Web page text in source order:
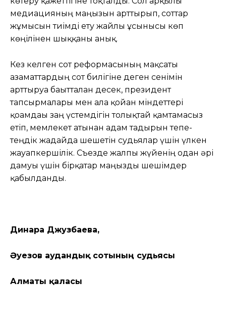
медиацияның маңызын арттырып, соттар
жұмысын тиімді ету жайлы ұсынысы көп
көңілінен шыққаны анық.
Кез келген сот реформасының мақсаты
азаматтардың сот билігіне деген сенімін
арттыруға бағытталған десек, президент
тапсырмалары мен алға қойған міндеттері
қоғамдағы заң үстемдігін толықтай қамтамасыз
етіп, мемлекет атынан адам тағдырын тепе-
теңдік жағдайда шешетін судьялар үшін үлкен
жауапкершілік. Съезде жалпы жүйенің одан әрі
дамуы үшін бірқатар маңызды шешімдер
қабылданды.
Динара Джузбаева,
Әуезов аудандық сотының судьясы
Алматы қаласы